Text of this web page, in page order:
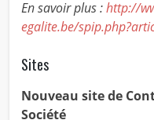
En savoir plus :http://
egalite.be/
Sites
Nouveau site de
Société